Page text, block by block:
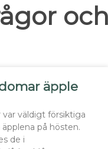
äpple
var väldigt försiktiga
på hösten.
de i